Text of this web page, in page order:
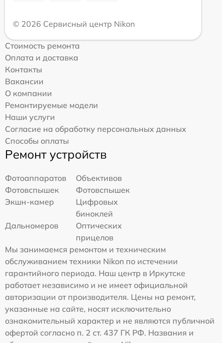
© 2026 Сервисный центр Nikon
Стоимость ремонта
Оплата и доставка
Контакты
Вакансии
О компании
Ремонтируемые модели
Наши услуги
Согласие на обработку персональных данных
Способы оплаты
Ремонт устройств
Фотоаппаратов
Объективов
Фотовспышек
Фотовспышек
Экшн-камер
Цифровых
биноклей
Дальномеров
Оптических
прицелов
Мы занимаемся ремонтом и техническим
обслуживанием техники Nikon по истечении
гарантийного периода. Наш центр в Иркутске
работает независимо и не имеет официальной
авторизации от производителя. Цены на ремонт,
указанные на сайте, носят исключительно
ознакомительный характер и не являются публичной
офертой согласно п. 2 ст. 437 ГК РФ. Названия и